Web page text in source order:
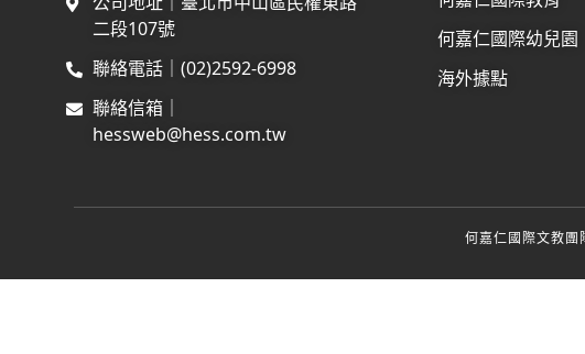
二段107號
聯絡電話｜(02)2592-6998
聯絡信箱｜
hessweb@hess.com.tw
何嘉仁國際幼兒園
海外據點
何嘉仁國際文教